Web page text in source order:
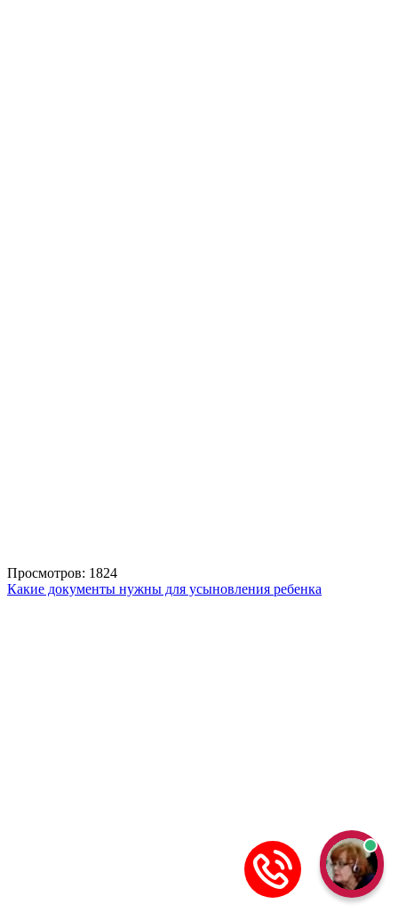
Просмотров: 1824
Какие документы нужны для усыновления ребенка